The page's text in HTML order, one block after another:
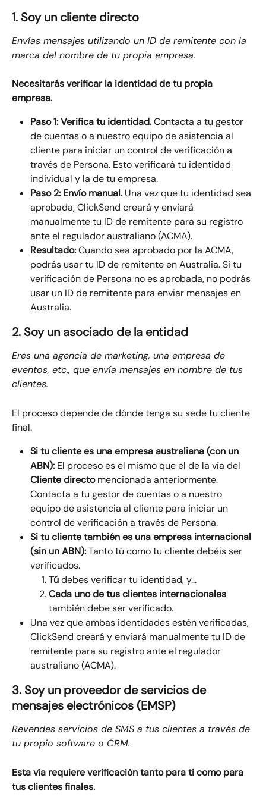
1. Soy un cliente directo
Envías mensajes utilizando un ID de remitente con la
marca del nombre de tu propia empresa.
Necesitarás verificar la identidad de tu propia
empresa.
Paso 1: Verifica tu identidad. Contacta a tu gestor
de cuentas o a nuestro equipo de asistencia al
cliente para iniciar un control de verificación a
través de Persona. Esto verificará tu identidad
individual y la de tu empresa.
Paso 2: Envío manual. Una vez que tu identidad sea
aprobada, ClickSend creará y enviará
manualmente tu ID de remitente para su registro
ante el regulador australiano (ACMA).
Resultado: Cuando sea aprobado por la ACMA,
podrás usar tu ID de remitente en Australia. Si tu
verificación de Persona no es aprobada, no podrás
usar un ID de remitente para enviar mensajes en
Australia.
2. Soy un asociado de la entidad
Eres una agencia de marketing, una empresa de
eventos, etc., que envía mensajes en nombre de tus
clientes.
El proceso depende de dónde tenga su sede tu cliente
final.
Si tu cliente es una empresa australiana (con un
ABN): El proceso es el mismo que el de la vía del
Cliente directo mencionada anteriormente.
Contacta a tu gestor de cuentas o a nuestro
equipo de asistencia al cliente para iniciar un
control de verificación a través de Persona.
Si tu cliente también es una empresa internacional
(sin un ABN): Tanto tú como tu cliente debéis ser
verificados.
Tú debes verificar tu identidad, y...
Cada uno de tus clientes internacionales
también debe ser verificado.
Una vez que ambas identidades estén verificadas,
ClickSend creará y enviará manualmente tu ID de
remitente para su registro ante el regulador
australiano (ACMA).
3. Soy un proveedor de servicios de
mensajes electrónicos (EMSP)
Revendes servicios de SMS a tus clientes a través de
tu propio software o CRM.
Esta vía requiere verificación tanto para ti como para
tus clientes finales.